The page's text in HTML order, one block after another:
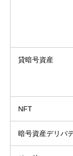
貸暗号資産
NFT
暗号資産デリバ